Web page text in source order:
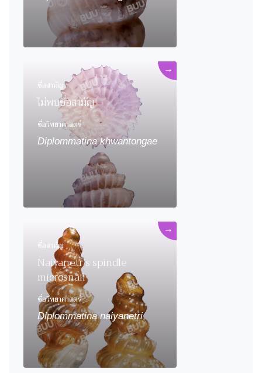
ชื่อสามัญ
ไม่พบชื่อสามัญ
ชื่อวิทยาศาสตร์
Diplommatina khwantongae
→
ชื่อสามัญ
Naiyanetr’s spindle
microsnail
ชื่อวิทยาศาสตร์
Diplommatina naiyanetri
→